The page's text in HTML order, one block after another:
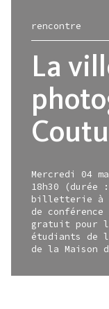
à venir
passées
le frac
café-
librairie
hors-
carte
le
la
la
en ligne
prêts
rencontre
La
Mercredi 04
18h30 (durée
billetterie à
de
gratuit pour
étudiants de
de la Maison